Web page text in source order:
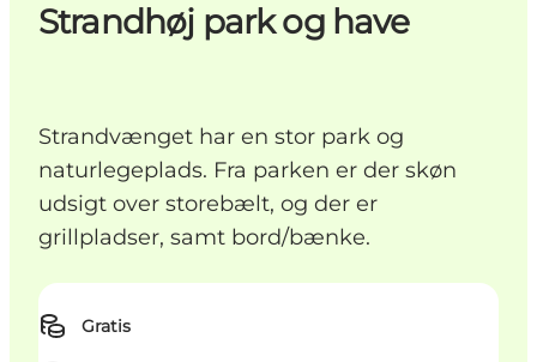
Strandhøj park og have
Strandvænget har en stor park og
naturlegeplads. Fra parken er der skøn
udsigt over storebælt, og der er
grillpladser, samt bord/bænke.
Gratis